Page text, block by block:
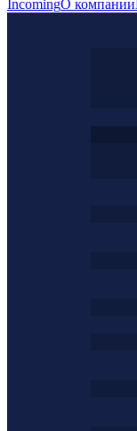
IncomingО компании